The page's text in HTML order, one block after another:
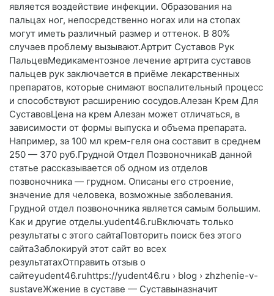
является воздействие инфекции. Образования на
пальцах ног, непосредственно ногах или на стопах
могут иметь различный размер и оттенок. В 80%
случаев проблему вызывают.Артрит Суставов Рук
ПальцевМедикаментозное лечение артрита суставов
пальцев рук заключается в приёме лекарственных
препаратов, которые снимают воспалительный процесс
и способствуют расширению сосудов.Алезан Крем Для
СуставовЦена на крем Алезан может отличаться, в
зависимости от формы выпуска и объема препарата.
Например, за 100 мл крем-геля она составит в среднем
250 — 370 руб.Грудной Отдел ПозвоночникаВ данной
статье рассказывается об одном из отделов
позвоночника — грудном. Описаны его строение,
значение для человека, возможные заболевания.
Грудной отдел позвоночника является самым большим.
Как и другие отделы.yudent46.ruВключать только
результаты с этого сайтаПовторить поиск без этого
сайтаЗаблокируй этот сайт во всех
результатахОтправить отзыв о
сайтеyudent46.ruhttps://yudent46.ru › blog › zhzhenie-v-
sustaveЖжение в суставе — Суставыназначит